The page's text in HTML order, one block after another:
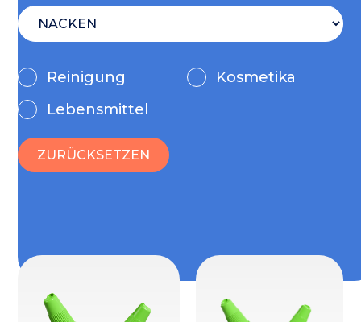
Reinigung
Kosmetika
Lebensmittel
ZURÜCKSETZEN